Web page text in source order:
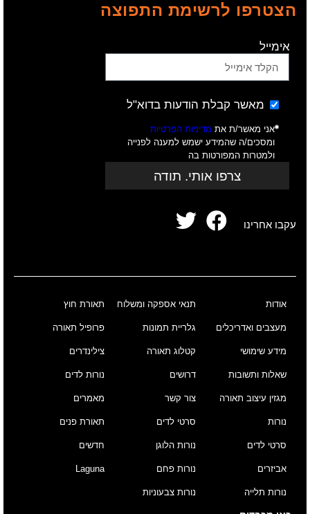
הצטרפו לרשימת התפוצה
אימייל
מאשר קבלת הודעות בדוא"ל
אני מאשר/ת את מדיניות הפרטיות
ומסכים/ה שהמידע ישמש למענה לפנייה
ולמטרות המפורטות בה
צרפו אותי. תודה
עקבו אחרינו
אודות
מעצבים ואדריכלים
מידע שימושי
שאלות ותשובות
מגזין עיצוב תאורה
תנאי אספקה ומשלוח
גלריית תמונות
קטלוג תאורה
דרושים
צור קשר
תאורת חוץ
פרופיל תאורה
צילינדרים
נורות לדים
מאמרים
נורות
סרטי לדים
אביזרים
נורות תלייה
סרטי לדים
נורות הלוגן
נורות פחם
נורות צבעוניות
תאורת פנים
חדשים
Laguna